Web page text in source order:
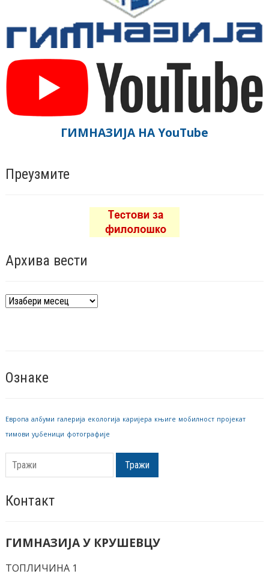
ГИМНАЗИЈА НА YouTube
Преузмите
Архива вести
Архива
Ознаке
Европа албуми галерија екологија каријера књиге мобилност пројекат
тимови уџбеници фотографије
Тражи
Контакт
ГИМНАЗИЈА У КРУШЕВЦУ
ТОПЛИЧИНА 1